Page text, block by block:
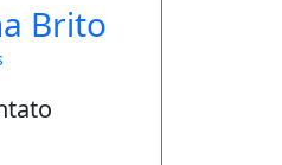
Brito